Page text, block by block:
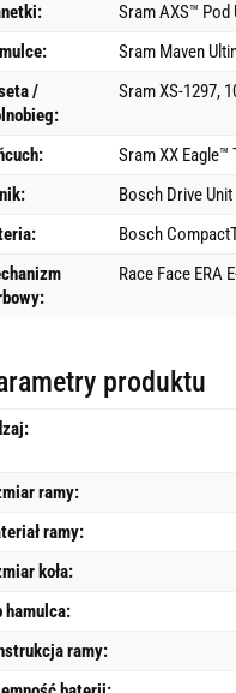
Sram AXS™
Sram Maven
/
Sram XS-1297,
Sram XX
Bosch Drive
Bosch
Race Face ERA
produktu
ramy:
ramy:
koła:
hamulca:
ramy: